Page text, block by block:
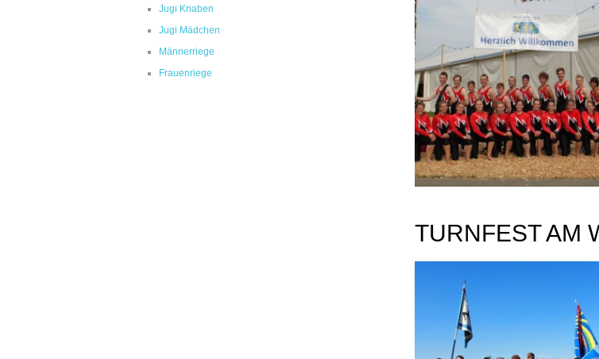
Jugi Knaben
Jugi Mädchen
Männerriege
Frauenriege
TURNFEST AM